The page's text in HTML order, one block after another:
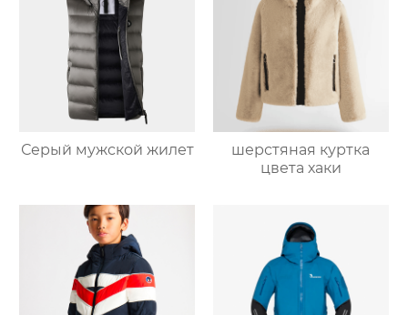
Серый мужской жилет
шерстяная куртка
цвета хаки